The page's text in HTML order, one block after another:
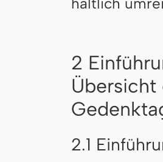
2
Übersicht
2.1